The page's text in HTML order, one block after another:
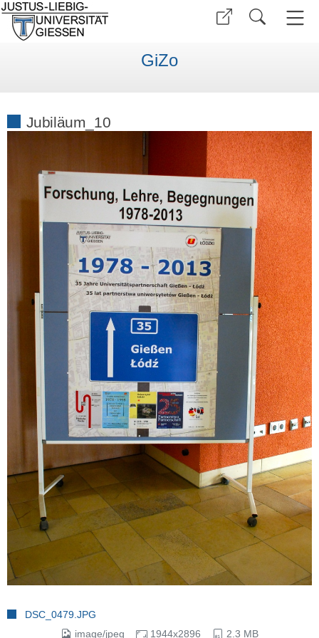
GiZo
Jubiläum_10
DSC_0479.JPG
image/jpeg
1944x2896 2.3 MB